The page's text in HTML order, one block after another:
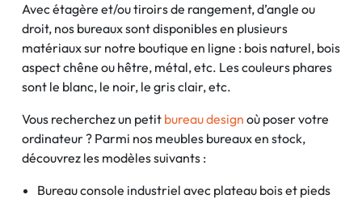
Avec étagère et/ou tiroirs de rangement, d’angle ou
droit, nos bureaux sont disponibles en plusieurs
matériaux sur notre boutique en ligne : bois naturel, bois
aspect chêne ou hêtre, métal, etc. Les couleurs phares
sont le blanc, le noir, le gris clair, etc.
Vous recherchez un petit bureau design où poser votre
ordinateur ? Parmi nos meubles bureaux en stock,
découvrez les modèles suivants :
Bureau console industriel avec plateau bois et pieds